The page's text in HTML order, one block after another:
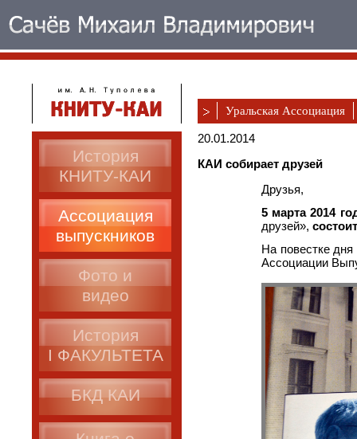
Уральская Ассоциация
История
КНИТУ-КАИ
Ассоциация
выпускников
Фото и
видео
История
I ФАКУЛЬТЕТА
БКД КАИ
20.01.2014
КАИ собирает друзей
Друзья,
5 марта 2014
друзей»,
На повестке дня
Ассоциации